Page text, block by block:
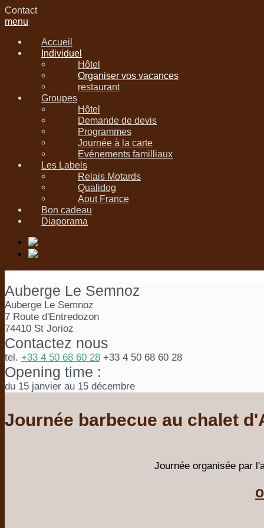
Contact
menu
Accueil
Individuel
Hôtel
Organiser vos vacances
restaurant
Groupes
Hôtel
Demande de devis
Programmes
Journée à la carte
Evénements familliaux
Les Labels
Relais Motards
Qualidog
Aout France
Bon cadeau
Diaporama
Auberge Le Semnoz
Auberge Le Semnoz
7 Route d'Entredozon
74410 St Jorioz
Contactez nous
tel. +33 4 50 68 60 28 +33 4 50 68 60 28
Opening time :
du 15 janvier au 15 décembre
Journée barbecue au chalet
Journée organisée par